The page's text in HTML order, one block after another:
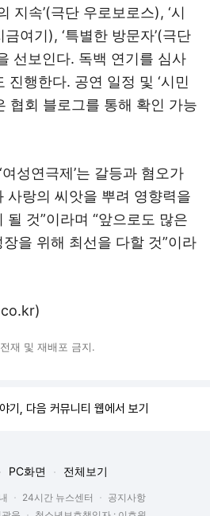
지속’(극단 우로보로스), ‘시
여기), ‘특별한 방문자’(극단
선보인다. 독백 연기를 심사
진행한다. 공연 일정 및 ‘시민
협회 블로그를 통해 확인 가능
성연극제’는 갈등과 혐오가
사랑의 씨앗을 뿌려 영향력을
될 것”이라며 “앞으로도 많은
을 위해 최선을 다할 것”이라
재 및 재배포 금지.
기, 다음 커뮤니티 웹에서 보기
PC화면 전체보기
24시간 뉴스센터
공지사항